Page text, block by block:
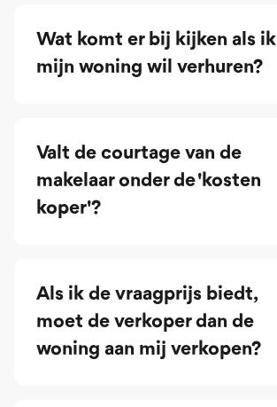
Wat komt er bij kijken als ik
mijn woning wil verhuren?
Valt de courtage van de
makelaar onder de 'kosten
koper'?
Als ik de vraagprijs biedt,
moet de verkoper dan de
woning aan mij verkopen?